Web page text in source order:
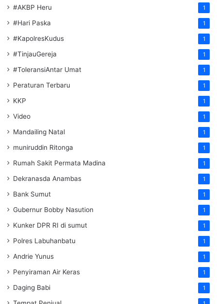
#AKBP Heru 1
#Hari Paska 1
#KapolresKudus 1
#TinjauGereja 1
#ToleransiAntar Umat 1
Peraturan Terbaru 1
KKP 1
Video 1
Mandailing Natal 1
muniruddin Ritonga 1
Rumah Sakit Permata Madina 1
Dekranasda Anambas 1
Bank Sumut 1
Gubernur Bobby Nasution 1
Kunker DPR RI di sumut 1
Polres Labuhanbatu 1
Andrie Yunus 1
Penyiraman Air Keras 1
Daging Babi 1